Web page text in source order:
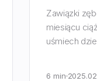
Zawiązki
miesiącu
uśmiech
6 min 2025.02